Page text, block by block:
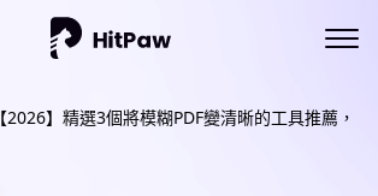
【2026】精選3個將模糊PDF變清晰的工具推薦，